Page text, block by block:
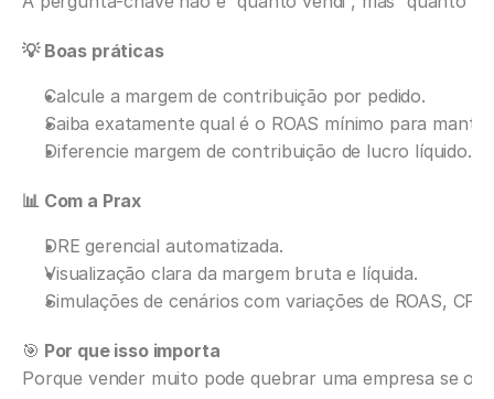
💡 Boas práticas
Calcule a margem de contribuição por pedido.
Saiba exatamente qual é o ROAS mínimo para
Diferencie margem de contribuição de lucro líquido.
📊 Com a Prax
DRE gerencial automatizada.
Visualização clara da margem bruta e líquida.
Simulações de cenários com variações de ROAS,
🎯 Por que isso importa
Porque vender muito pode quebrar uma empresa se o